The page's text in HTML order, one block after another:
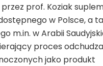
prof. Koziak
w Polsce, a
m.in. w Arabii
proces
jako produkt